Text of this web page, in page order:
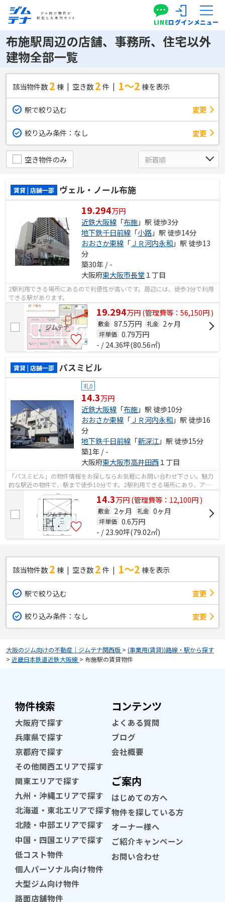
LINEログインメニュー
布施駅周辺の店舗、事務所、住宅以外
建物全部一覧
該当物件数2棟 空き数 2件 1～2棟を表示
駅で絞り込む 変更
絞り込み条件： なし 変更
空き物件のみ
賃貸 | 店舗一部 ヴェル・ノール布施
19.294万円
近鉄大阪線 「布施」駅 徒歩3分
地下鉄千日前線 「小路」駅 徒歩14分
おおさか東線 「ＪＲ河内永和」駅 徒歩13
分
築30年 / -
大阪府東大阪市長堂１丁目
2駅利用できる場所にあるので利便性が高いです。周辺には、徒歩3分で利用
できる駅があります。
19.294万円(管理費等：56,150円 )
敷金 87.5万円 礼金 2ヶ月
坪単価 0.79万円
- / 24.36坪(80.56㎡)
賃貸 | 店舗一部 パスミビル
礼0
14.3万円
近鉄大阪線 「布施」駅 徒歩10分
おおさか東線 「ＪＲ河内永和」駅 徒歩16
分
地下鉄千日前線 「新深江」駅 徒歩15分
築1年 / -
大阪府東大阪市高井田西１丁目
「パスミビル」の物件情報をお探しならお気軽にお問い合わせ下さい。魅力
的な駅近の物件で、駅まで徒歩10分です。2駅利用できる場所にあり、アク
セスが便利です。
14.3万円(管理費等：12,100円 )
敷金 2ヶ月 礼金 0ヶ月
坪単価 0.6万円
- / 23.90坪(79.02㎡)
該当物件数2棟 空き数 2件 1～2棟を表示
駅で絞り込む 変更
絞り込み条件： なし 変更
大阪のジム向けの不動産｜ジムテナ関西版 > (事業用(賃貸))路線・駅から探す
> 近畿日本鉄道近鉄大阪線 > 布施駅の賃貸物件
物件検索
大阪府で探す
兵庫県で探す
京都府で探す
その他関西エリアで探す
関東エリアで探す
九州・沖縄エリアで探す
北海道・東北エリアで探す
北陸・中部エリアで探す
中国・四国エリアで探す
低コスト物件
個人パーソナル向け物件
大型ジム向け物件
路面店舗物件
コンテンツ
よくある質問
ブログ
会社概要
ご案内
はじめての方へ
物件を探している方
オーナー様へ
ご紹介キャンペーン
お問い合わせ